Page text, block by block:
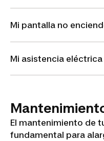
Mi pantalla no
Mi asistencia
El mantenimiento de
fundamental para